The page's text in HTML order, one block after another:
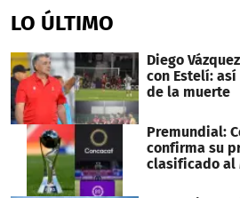
of
56
LO ÚLTIMO
Diego
con Estelí:
de la muerte
Premundial:
confirma su
clasificado al